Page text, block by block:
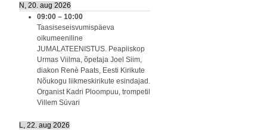
N, 20. aug 2026
09:00 – 10:00
Taasiseseisvumispäeva
oikumeeniline
JUMALATEENISTUS. Peapiiskop
Urmas Viilma, õpetaja Joel Siim,
diakon Renè Paats, Eesti Kirikute
Nõukogu liikmeskirikute esindajad.
Organist Kadri Ploompuu, trompetil
Villem Süvari
L, 22. aug 2026